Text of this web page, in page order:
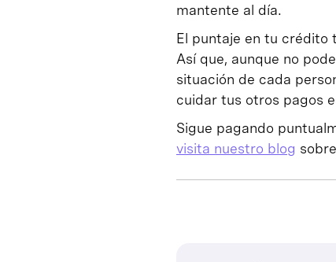
mantente al día.
El puntaje en tu crédito
Así que, aunque no
situación de cada
cuidar tus otros pagos
Sigue pagando
visita nuestro blog